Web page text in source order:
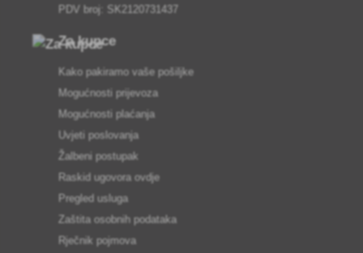
PDV broj: SK2120731437
Za kupce
Kako pakiramo vaše pošiljke
Mogućnosti prijevoza
Mogućnosti plaćanja
Uvjeti poslovanja
Žalbeni postupak
Raskid ugovora ovdje
Pregled usluga
Zaštita osobnih podataka
Rječnik pojmova